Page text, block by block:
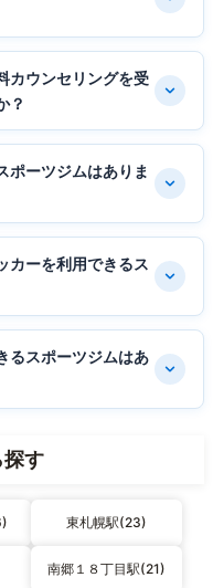
カウンセリングを受
？
ポーツジムはありま
カーを利用できるス
るスポーツジムはあ
す
東札幌駅(23)
南郷１８丁目駅(21)